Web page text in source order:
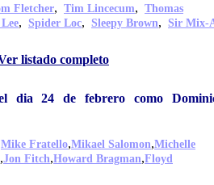
Fletcher, Tim Lincecum, Thomas
, Spider Loc, Sleepy Brown, Sir Mix-
listado completo
dia 24 de febrero como
Mike Fratello,Mikael Salomon,Michelle
,Jon Fitch,Howard Bragman,Floyd